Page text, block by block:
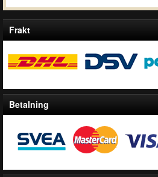
Frakt
Betalning